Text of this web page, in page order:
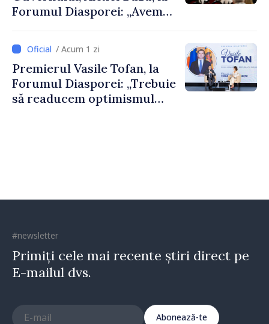
Forumul Diasporei: „Avem
dumneavoastră pentru a
construi comunități mai
puternice”
/ Acum 1 zi
Premierul Vasile Tofan, la
Forumul Diasporei: „Trebuie
să readucem optimismul
#newsletter
Primiți cele mai recente știri direct pe
E-mailul dvs.
Abonează-te